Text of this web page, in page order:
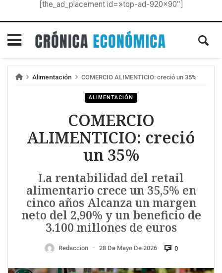
[the_ad_placement id=»top-ad-920×90″]
Alimentación COMERCIO ALIMENTICIO: creció un 35%
ALIMENTACIÓN
COMERCIO
ALIMENTICIO: creció
un 35%
La rentabilidad del retail
alimentario crece un 35,5% en
cinco años Alcanza un margen
neto del 2,90% y un beneficio de
3.100 millones de euros
Redaccion — 28 De Mayo De 2026 0